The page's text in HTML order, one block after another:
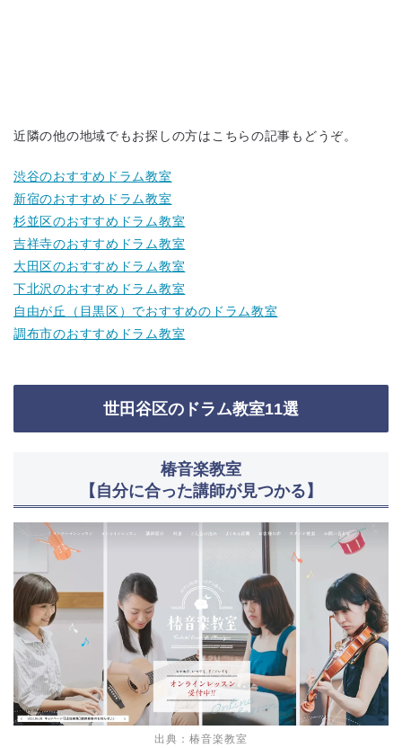
近隣の他の地域でもお探しの方はこちらの記事もどうぞ。
渋谷のおすすめドラム教室
新宿のおすすめドラム教室
杉並区のおすすめドラム教室
吉祥寺のおすすめドラム教室
大田区のおすすめドラム教室
下北沢のおすすめドラム教室
自由が丘（目黒区）でおすすめのドラム教室
調布市のおすすめドラム教室
世田谷区のドラム教室11選
椿音楽教室
【自分に合った講師が見つかる】
出典：椿音楽教室